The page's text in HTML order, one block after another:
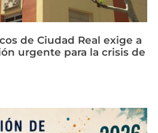
de Ciudad Real exige a
urgente para la crisis de